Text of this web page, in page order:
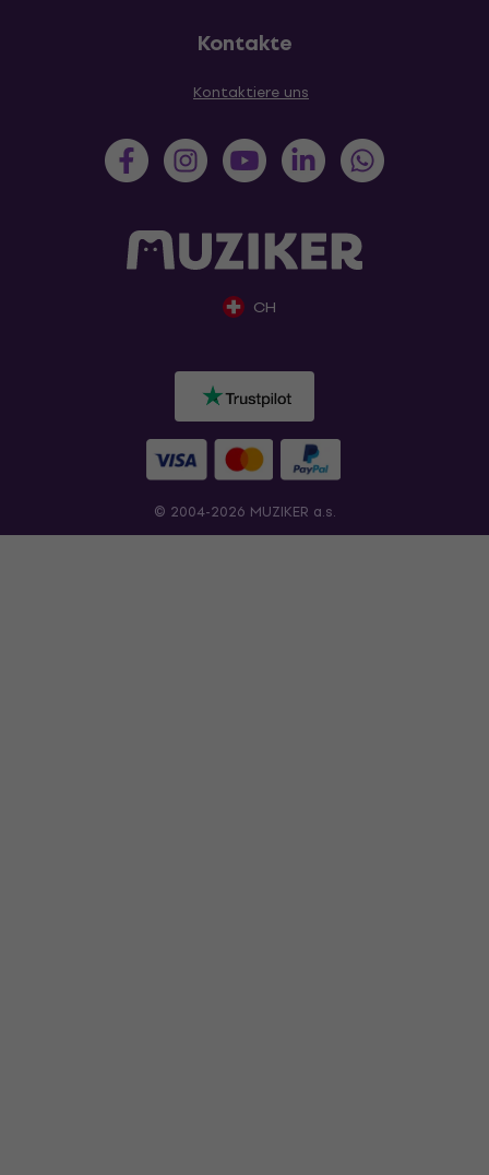
Kontakte
Kontaktiere uns
CH
© 2004-2026 MUZIKER a.s.